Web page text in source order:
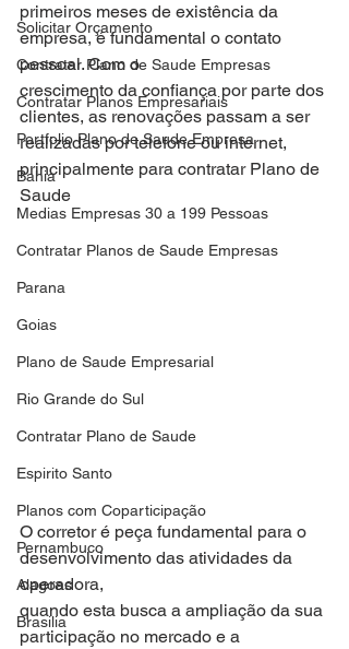
Solicitar Orçamento
Contratar Plano de Saude Empresas
Contratar Planos Empresariais
Portfolio Plano de Saude Empresa
Bahia
Medias Empresas 30 a 199 Pessoas
Contratar Planos de Saude Empresas
Parana
Goias
Plano de Saude Empresarial
Rio Grande do Sul
Contratar Plano de Saude
Espirito Santo
Planos com Coparticipação
Pernambuco
Alagoas
Brasilia
primeiros meses de existência da
empresa, é fundamental o contato
pessoal. Com o
crescimento da confiança por parte dos
clientes, as renovações passam a ser
realizadas por telefone ou internet,
principalmente para contratar Plano de
Saude
O corretor é peça fundamental para o
desenvolvimento das atividades da
operadora,
quando esta busca a ampliação da sua
participação no mercado e a